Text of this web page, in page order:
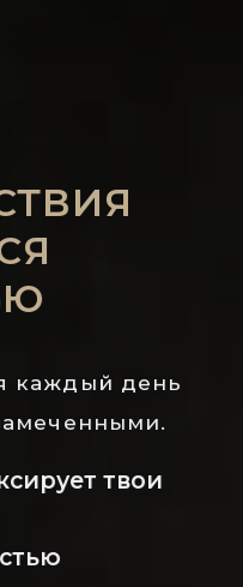
каждый день
твои